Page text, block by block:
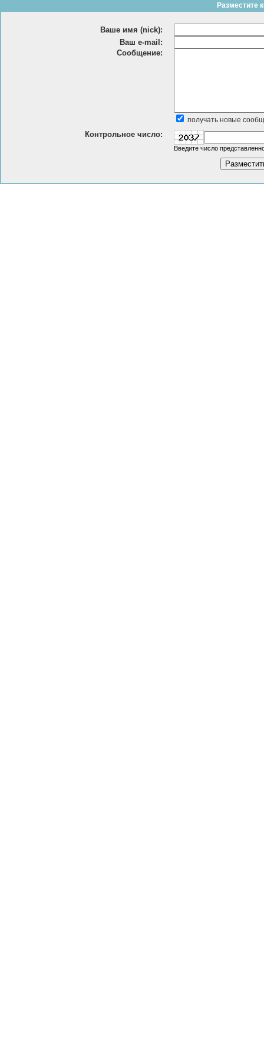
Разместите
Ваше имя (nick):
Ваш e-mail:
Сообщение:
получать новые
Контрольное число:
Введите число